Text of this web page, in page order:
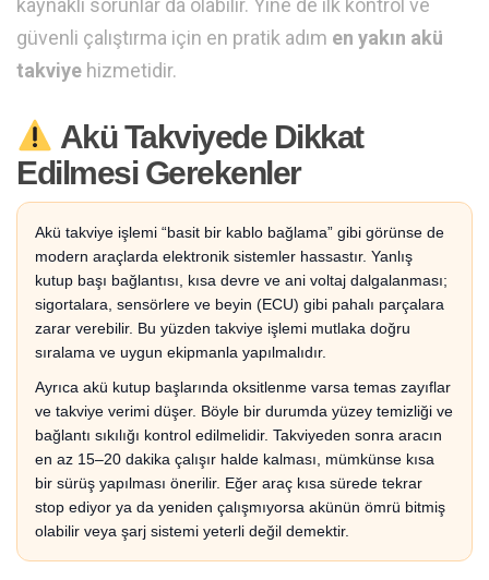
güvenli çalıştırma için en pratik adım en yakın akü
takviye hizmetidir.
Akü Takviyede Dikkat
Edilmesi Gerekenler
Akü takviye işlemi “basit bir kablo bağlama” gibi görünse de
modern araçlarda elektronik sistemler hassastır. Yanlış
kutup başı bağlantısı, kısa devre ve ani voltaj dalgalanması;
sigortalara, sensörlere ve beyin (ECU) gibi pahalı parçalara
zarar verebilir. Bu yüzden takviye işlemi mutlaka doğru
sıralama ve uygun ekipmanla yapılmalıdır.
Ayrıca akü kutup başlarında oksitlenme varsa temas zayıflar
ve takviye verimi düşer. Böyle bir durumda yüzey temizliği ve
bağlantı sıkılığı kontrol edilmelidir. Takviyeden sonra aracın
en az 15–20 dakika çalışır halde kalması, mümkünse kısa
bir sürüş yapılması önerilir. Eğer araç kısa sürede tekrar
stop ediyor ya da yeniden çalışmıyorsa akünün ömrü bitmiş
olabilir veya şarj sistemi yeterli değil demektir.